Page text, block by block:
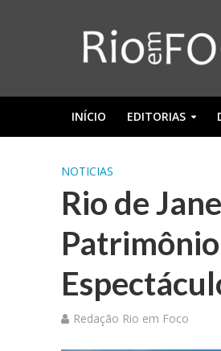
INÍCIO EDITORIAS
NOTICIAS
Rio de
Redação Rio em Foco